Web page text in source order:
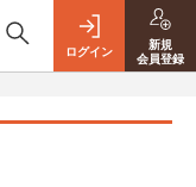
ログイン
新規
会員登録